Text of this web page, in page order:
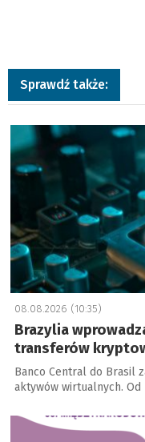
Sprawdź także:
a
08.08.2026 (10:35)
Brazylia
transferów
Banco Central do Brasil
aktywów wirtualnych. Od
a